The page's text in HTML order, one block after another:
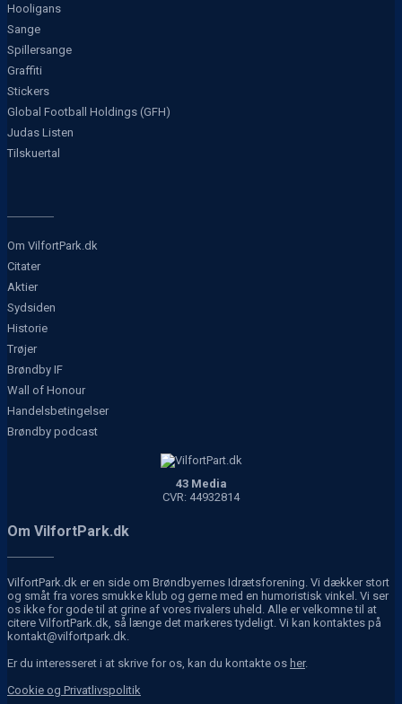
Hooligans
Sange
Spillersange
Graffiti
Stickers
Global Football Holdings (GFH)
Judas Listen
Tilskuertal
Om VilfortPark.dk
Citater
Aktier
Sydsiden
Historie
Trøjer
Brøndby IF
Wall of Honour
Handelsbetingelser
Brøndby podcast
43 Media
CVR: 44932814
Om VilfortPark.dk
VilfortPark.dk er en side om Brøndbyernes Idrætsforening. Vi dækker stort
og småt fra vores smukke klub og gerne med en humoristisk vinkel. Vi ser
os ikke for gode til at grine af vores rivalers uheld. Alle er velkomne til at
citere VilfortPark.dk, så længe det markeres tydeligt. Vi kan kontaktes på
kontakt@vilfortpark.dk.
Er du interesseret i at skrive for os, kan du kontakte os her.
Cookie og Privatlivspolitik